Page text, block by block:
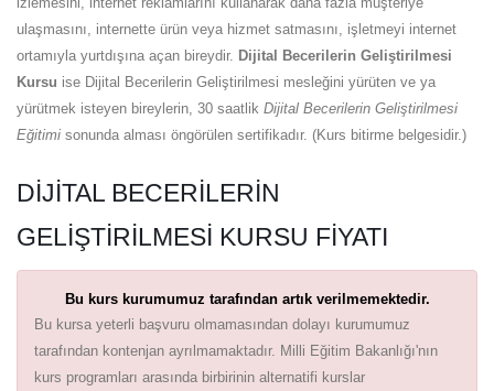
ulaşmasını, internette ürün veya hizmet satmasını, işletmeyi internet
ortamıyla yurtdışına açan bireydir. Dijital Becerilerin Geliştirilmesi
Kursu ise Dijital Becerilerin Geliştirilmesi mesleğini yürüten ve ya
yürütmek isteyen bireylerin, 30 saatlik Dijital Becerilerin Geliştirilmesi
Eğitimi sonunda alması öngörülen sertifikadır. (Kurs bitirme belgesidir.)
DIJITAL BECERILERIN
GELIŞTIRILMESI KURSU FIYATI
Bu kurs kurumumuz tarafından artık verilmemektedir.
Bu kursa yeterli başvuru olmamasından dolayı kurumumuz
tarafından kontenjan ayrılmamaktadır. Milli Eğitim Bakanlığı'nın
kurs programları arasında birbirinin alternatifi kurslar